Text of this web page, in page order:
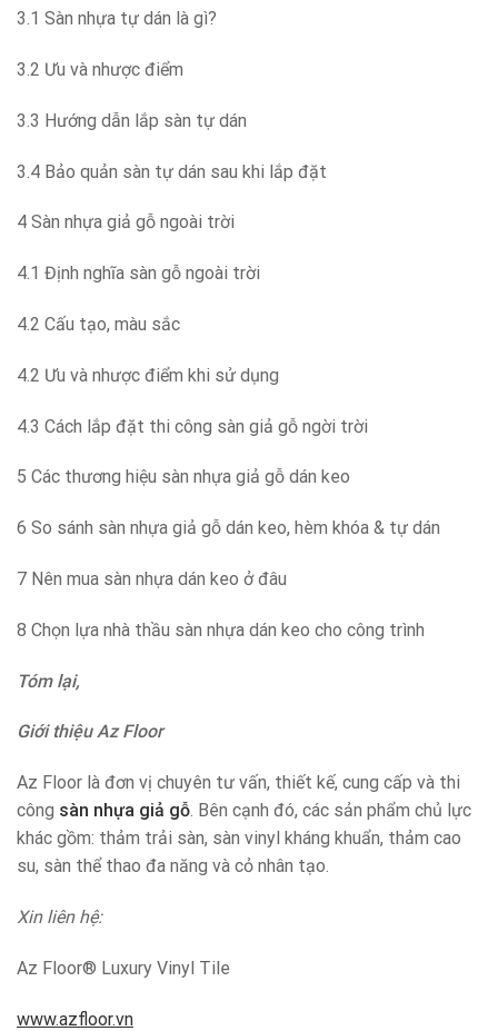
3.1 Sàn nhựa tự dán là gì?
3.2 Ưu và nhược điểm
3.3 Hướng dẫn lắp sàn tự dán
3.4 Bảo quản sàn tự dán sau khi lắp đặt
4 Sàn nhựa giả gỗ ngoài trời
4.1 Định nghĩa sàn gỗ ngoài trời
4.2 Cấu tạo, màu sắc
4.2 Ưu và nhược điểm khi sử dụng
4.3 Cách lắp đặt thi công sàn giả gỗ ngời trời
5 Các thương hiệu sàn nhựa giả gỗ dán keo
6 So sánh sàn nhựa giả gỗ dán keo, hèm khóa & tự dán
7 Nên mua sàn nhựa dán keo ở đâu
8 Chọn lựa nhà thầu sàn nhựa dán keo cho công trình
Tóm lại,
Giới thiệu Az Floor
Az Floor là đơn vị chuyên tư vấn, thiết kế, cung cấp và thi
công sàn nhựa giả gỗ. Bên cạnh đó, các sản phẩm chủ lực
khác gồm: thảm trải sàn, sàn vinyl kháng khuẩn, thảm cao
su, sàn thể thao đa năng và cỏ nhân tạo.
Xin liên hệ:
Az Floor® Luxury Vinyl Tile
www.azfloor.vn